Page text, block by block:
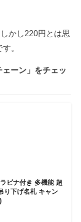
かし220円とは思
。
ーン」をチェッ
ビナ付き 多機能 超
り下げ名札 キャン